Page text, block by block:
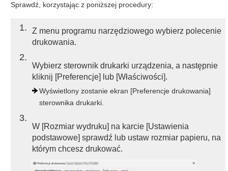
Sprawdź, korzystając z poniższej procedury:
1
Z menu programu narzędziowego wybierz polecenie
drukowania.
2
Wybierz sterownik drukarki urządzenia, a następnie
kliknij [Preferencje] lub [Właściwości].
Wyświetlony zostanie ekran [Preferencje drukowania]
sterownika drukarki.
3
W [Rozmiar wydruku] na karcie [Ustawienia
podstawowe] sprawdź lub ustaw rozmiar papieru, na
którym chcesz drukować.